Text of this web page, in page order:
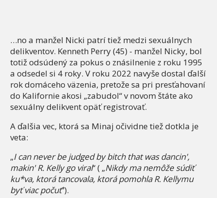
…no a manžel Nicki patrí tiež medzi sexuálnych
delikventov. Kenneth Perry (45) - manžel Nicky, bol
totiž odsúdený za pokus o znásilnenie z roku 1995
a odsedel si 4 roky. V roku 2022 navyše dostal ďalší
rok domáceho väzenia, pretože sa pri presťahovaní
do Kalifornie akosi „zabudol“ v novom štáte ako
sexuálny delikvent opäť registrovať.
A ďalšia vec, ktorá sa Minaj očividne tiež dotkla je
veta:
„I can never be judged by bitch that was dancin',
makin' R. Kelly go viral“ ( „Nikdy ma nemôže súdiť
ku*va, ktorá tancovala, ktorá pomohla R. Kellymu
byť viac počuť“).